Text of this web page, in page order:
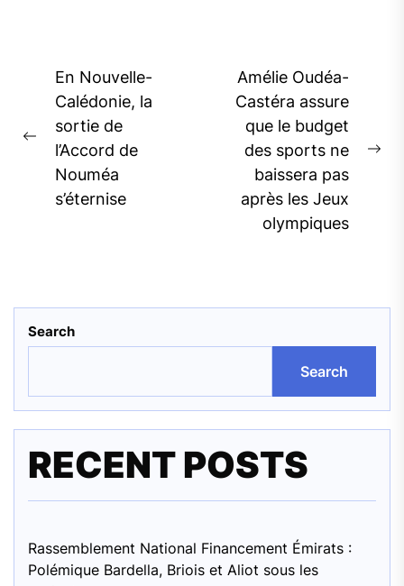
Post
navigation
Previous
post:
En Nouvelle-
Calédonie, la
sortie de
l’Accord de
Nouméa
s’éternise
Amélie Oudéa-
Castéra assure
que le budget
des sports ne
baissera pas
après les Jeux
olympiques
Search
Search
RECENT POSTS
Rassemblement National Financement Émirats :
Polémique Bardella, Briois et Aliot sous les